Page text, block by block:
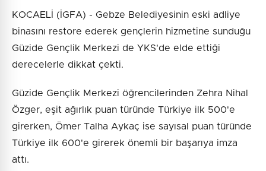
KOCAELİ (İGFA) - Gebze Belediyesinin eski adliye
binasını restore ederek gençlerin hizmetine sunduğu
Güzide Gençlik Merkezi de YKS'de elde ettiği
derecelerle dikkat çekti.
Güzide Gençlik Merkezi öğrencilerinden Zehra Nihal
Özger, eşit ağırlık puan türünde Türkiye ilk 500'e
girerken, Ömer Talha Aykaç ise sayısal puan türünde
Türkiye ilk 600'e girerek önemli bir başarıya imza
attı.